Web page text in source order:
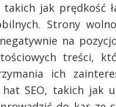
jak prędkość
Strony
na
treści,
ich
SEO, takich jak